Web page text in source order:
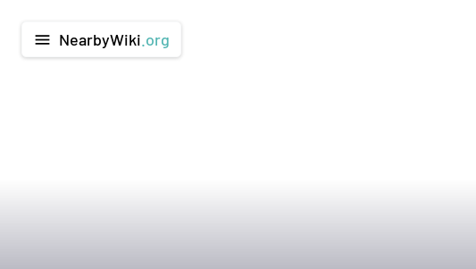
menu NearbyWiki .org